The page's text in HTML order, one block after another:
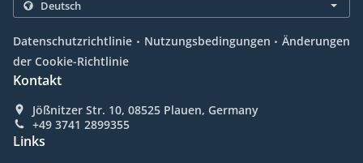
Datenschutzrichtlinie . Nutzungsbedingungen . Änderungen
der Cookie-Richtlinie
Kontakt
Jößnitzer Str. 10, 08525 Plauen, Germany
+49 3741 2899355
Links